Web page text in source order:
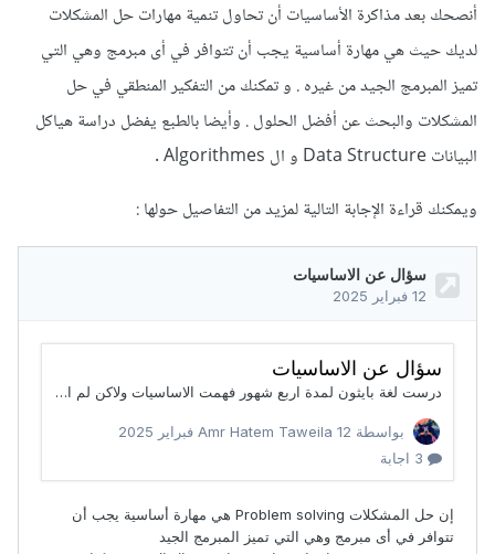
أنصحك بعد مذاكرة الأساسيات أن تحاول تنمية مهارات حل المشكلات
لديك حيث هي مهارة أساسية يجب أن تتوافر في أى مبرمج وهي التي
تميز المبرمج الجيد من غيره . و تمكنك من التفكير المنطقي في حل
المشكلات والبحث عن أفضل الحلول . وأيضا بالطبع يفضل دراسة هياكل
البيانات Data Structure و ال Algorithmes .
ويمكنك قراءة الإجابة التالية لمزيد من التفاصيل حولها